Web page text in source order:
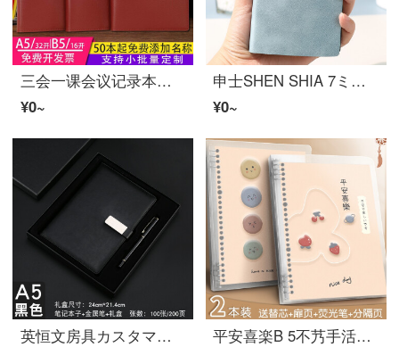
三会一课会议记录本支部党党党大会支委会党组分党支部ノート子カスタム党グループ(B 5/16开)
¥0~
申士SHEN SHIA 7ミニノートポータブルポケットソフトカバーノート学生ノートオフィスJ 72-33シリーズ文房具A 7天蓝色
¥0~
英恒文房具カスタマイズノートa 5厚めビジネス简単磁気ボタンノート皮面会议记录本事务记事本教师礼品カスタマイズロゴA 5黒【礼箱+金属笔+礼袋】
平安喜楽B 5不艿手活页本可拆除网格诺托子软壳大学院受験可拆替芯本子厚大学生加厚环本外壳夹扣环简约ins 2本装/B 5方格【笑口常开+万事顺意】